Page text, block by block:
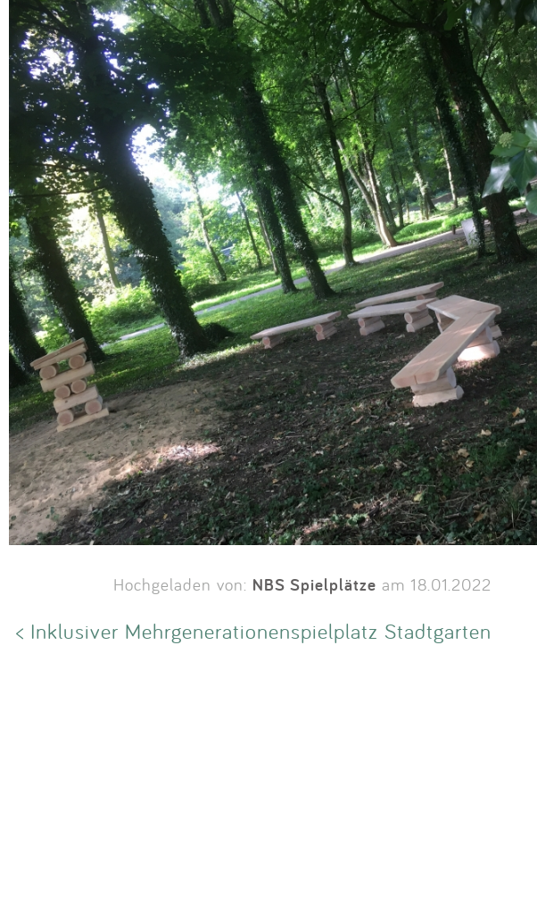
Hochgeladen von: NBS Spielplätze am 18.01.2022
< Inklusiver Mehrgenerationenspielplatz Stadtgarten